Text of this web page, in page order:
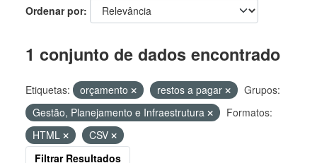
Ordenar por
1 conjunto de dados encontrado
Etiquetas: orçamento restos a pagar
Grupos:
Gestão, Planejamento e Infraestrutura
Formatos:
HTML
CSV
Filtrar Resultados